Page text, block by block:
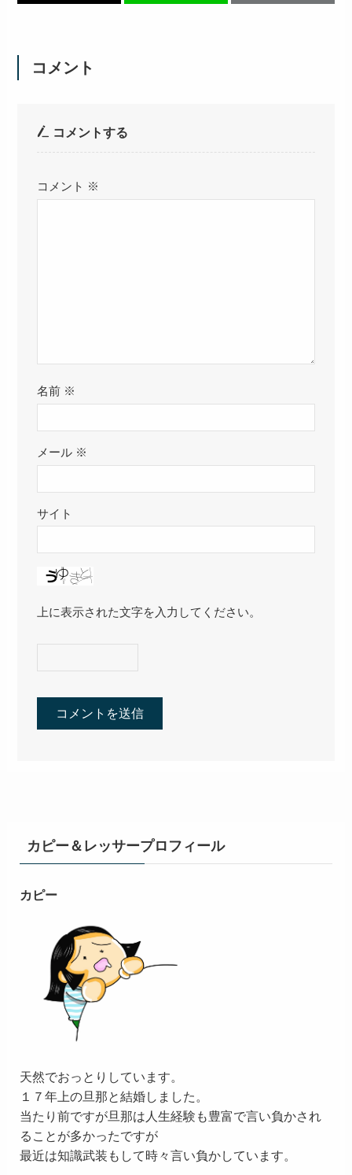
コメント
コメントする
コメント ※
名前 ※
メール ※
サイト
上に表示された文字を入力してください。
カピー＆レッサープロフィール
カピー
天然でおっとりしています。
１７年上の旦那と結婚しました。
当たり前ですが旦那は人生経験も豊富で言い負かされ
ることが多かったですが
最近は知識武装もして時々言い負かしています。